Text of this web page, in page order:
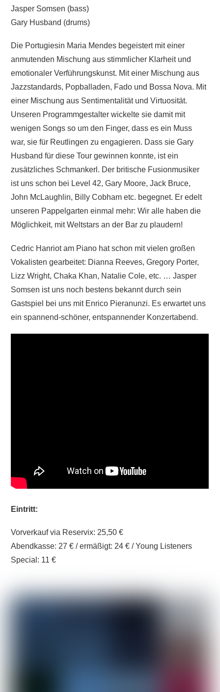
Jasper Somsen (bass)
Gary Husband (drums)
Die Portugiesin Maria Mendes begeistert mit einer
anmutenden Mischung aus stimmlicher Klarheit und
emotionaler Verführungskunst. Mit einer Mischung aus
Jazzstandards, Popballaden, Fado und Bossa Nova. Mit
einer Mischung aus Sentimentalität und Virtuosität.
Unseren Programmgestalter wickelte sie damit mit
wenigen Songs so um den Finger, dass es ein Muss
war, sie für Reutlingen zu engagieren. Dass sie Gary
Husband für diese Tour gewinnen konnte, ist ein
zusätzliches Schmankerl. Der britische Fusionmusiker
ist uns schon bei Level 42, Gary Moore, Jack Bruce,
John McLaughlin, Billy Cobham etc. begegnet. Er edelt
unseren Pappelgarten einmal mehr: Wir alle haben die
Möglichkeit, mit Weltstars an der Bar zu plaudern!
Cedric Hanriot am Piano hat schon mit vielen großen
Vokalisten gearbeitet: Dianna Reeves, Gregory Porter,
Lizz Wright, Chaka Khan, Natalie Cole, etc. … Jasper
Somsen ist uns noch bestens bekannt durch sein
Gastspiel bei uns mit Enrico Pieranunzi. Es erwartet uns
ein spannend-schöner, entspannender Konzertabend.
Eintritt:
Vorverkauf via Reservix: 25,50 €
Abendkasse: 27 € / ermäßigt: 24 € / Young Listeners
Special: 11 €